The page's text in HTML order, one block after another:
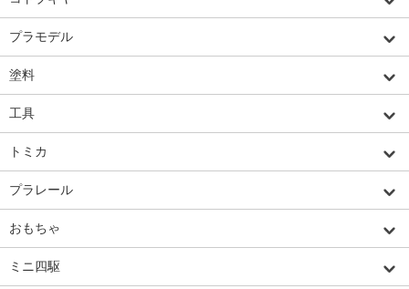
プラモデル
塗料
工具
トミカ
プラレール
おもちゃ
ミニ四駆